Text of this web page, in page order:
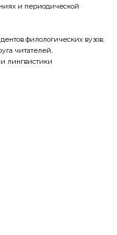
и периодической
филологических вузов,
читателей,
лингвистики